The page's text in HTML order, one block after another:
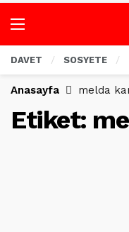
DAVET SOSYETE
Anasayfa melda
Etiket: